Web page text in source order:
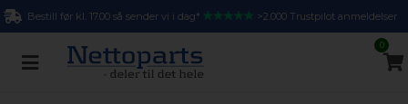
Bestill før kl. 17.00 så sender vi i dag* >2.000 Trustpilot anmeldelser
0